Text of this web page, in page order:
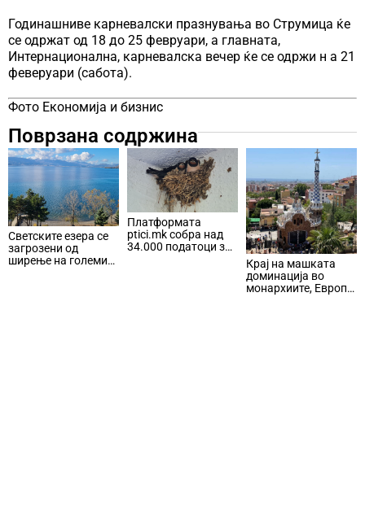
Годинашниве карневалски празнувања во Струмица ќе
се одржат од 18 до 25 февруари, а главната,
Интернационална, карневалска вечер ќе се одржи н а 21
феверуари (сабота).
Фото Економија и бизнис
Поврзана содржина
Светските езера се
загрозени од
ширење на големи
Платформата
ptici.mk собра над
34.000 податоци за
Крај на машката
доминација во
монархиите, Европа